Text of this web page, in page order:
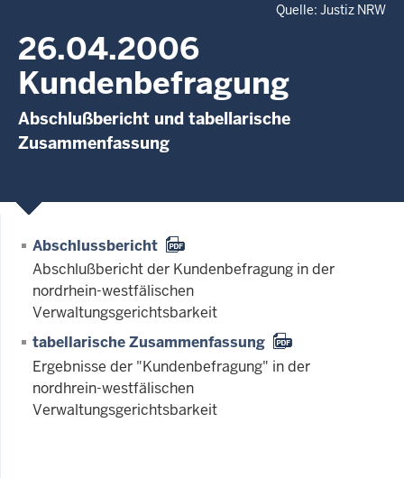
Quelle: Justiz NRW
26.04.2006
Kundenbefragung
Abschlußbericht und tabellarische
Zusammenfassung
Abschlussbericht
Abschlußbericht der Kundenbefragung in der
nordrhein-westfälischen
Verwaltungsgerichtsbarkeit
tabellarische Zu­sam­men­fas­sung
Ergebnisse der "Kundenbefragung" in der
nordhrein-westfälischen
Verwaltungsgerichtsbarkeit